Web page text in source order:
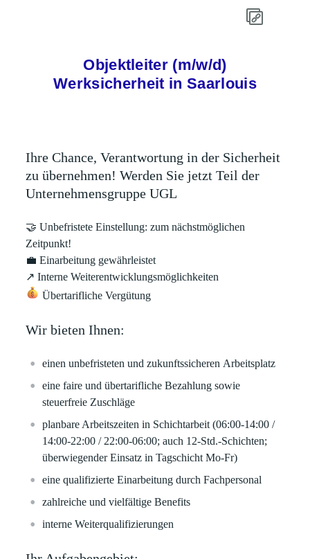
Objektleiter (m/w/d)
Werksicherheit in Saarlouis
Ihre Chance, Verantwortung in der Sicherheit
zu übernehmen! Werden Sie jetzt Teil der
Unternehmensgruppe UGL
🤝 Unbefristete Einstellung: zum nächstmöglichen
Zeitpunkt!
💼 Einarbeitung gewährleistet
↗ Interne Weiterentwicklungsmöglichkeiten
Übertarifliche Vergütung
Wir bieten Ihnen:
einen unbefristeten undzukunftssicheren Arbeitsplatz
eine faire undübertariflicheBezahlung sowie
steuerfreie Zuschläge
planbare Arbeitszeiten in Schichtarbeit (06:00-14:00 /
14:00-22:00 / 22:00-06:00; auch 12-Std.-Schichten;
überwiegender Einsatz in Tagschicht Mo-Fr)
eine qualifizierte Einarbeitung durch Fachpersonal
zahlreiche und vielfältigeBenefits
interne Weiterqualifizierungen